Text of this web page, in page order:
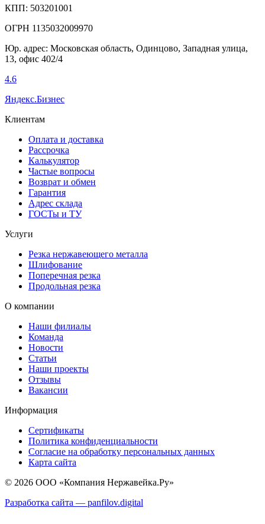
КПП: 503201001
ОГРН 1135032009970
Юр. адрес: Московская область, Одинцово, Западная улица,
13, офис 402/4
4.6
Яндекс.Бизнес
Клиентам
Оплата и доставка
Рассрочка
Калькулятор
Частые вопросы
Возврат и обмен
Гарантия
Адрес склада
ГОСТы и ТУ
Услуги
Резка нержавеющего металла
Шлифование
Поперечная резка
Продольная резка
О компании
Наши филиалы
Команда
Новости
Статьи
Наши проекты
Отзывы
Вакансии
Информация
Сертификаты
Политика конфиденциальности
Согласие на обработку персональных данных
Карта сайта
© 2026 ООО «Компания Нержавейка.Ру»
Разработка сайта — panfilov.digital